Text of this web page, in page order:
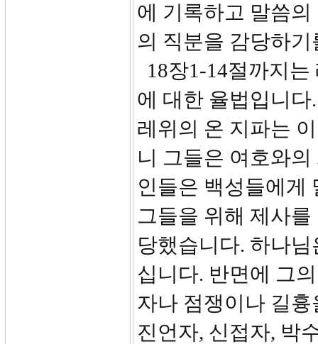
에 기록하고 말씀
의 직분을 감당하
18장1-14절까지
에 대한 율법입니
레위의 온 지파는
니 그들은 여호와
인들은 백성들에게
그들을 위해 제사
당했습니다. 하나
십니다. 반면에 그
자나 점쟁이나 길
진언자, 신접자, 박